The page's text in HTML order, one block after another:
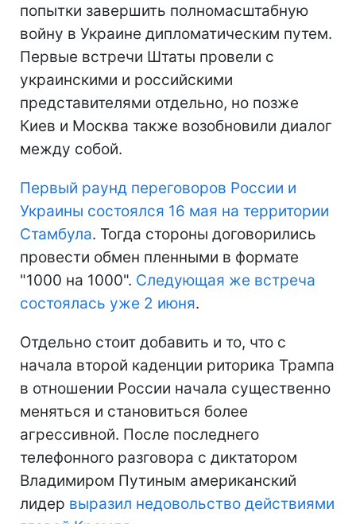
попытки завершить полномасштабную
войну в Украине дипломатическим путем.
Первые встречи Штаты провели с
украинскими и российскими
представителями отдельно, но позже
Киев и Москва также возобновили диалог
между собой.
Первый раунд переговоров России и
Украины состоялся 16 мая на территории
Стамбула. Тогда стороны договорились
провести обмен пленными в формате
"1000 на 1000". Следующая же встреча
состоялась уже 2 июня.
Отдельно стоит добавить и то, что с
начала второй каденции риторика Трампа
в отношении России начала существенно
меняться и становиться более
агрессивной. После последнего
телефонного разговора с диктатором
Владимиром Путиным американский
лидер выразил недовольство действиями